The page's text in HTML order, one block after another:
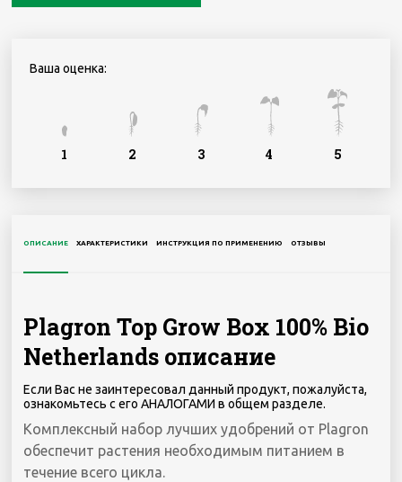
Ваша оценка:
5
4
3
2
1
ОПИСАНИЕ ХАРАКТЕРИСТИКИ ИНСТРУКЦИЯ ПО ПРИМЕНЕНИЮ ОТЗЫВЫ
Plagron Top Grow Box 100% Bio
Netherlands описание
Если Вас не заинтересовал данный продукт, пожалуйста,
ознакомьтесь с его АНАЛОГАМИ в общем разделе.
Комплексный набор лучших удобрений от Plagron
обеспечит растения необходимым питанием в
течение всего цикла.